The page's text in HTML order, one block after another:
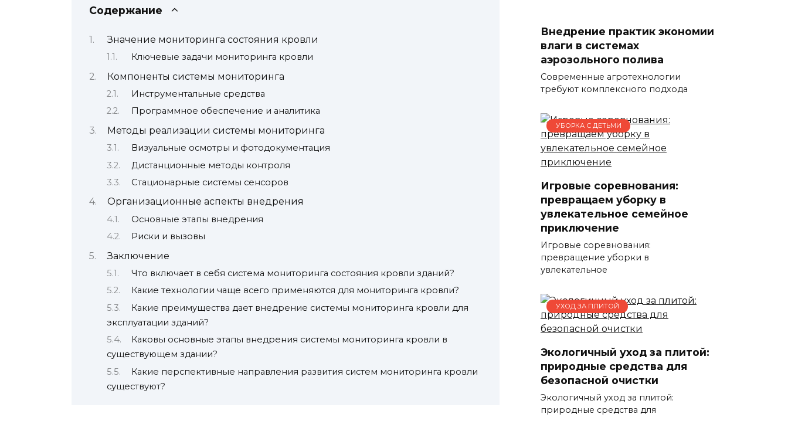
Содержание
Значение мониторинга состояния кровли
Ключевые задачи мониторинга кровли
Компоненты системы мониторинга
Инструментальные средства
Программное обеспечение и аналитика
Методы реализации системы мониторинга
Визуальные осмотры и фотодокументация
Дистанционные методы контроля
Стационарные системы сенсоров
Организационные аспекты внедрения
Основные этапы внедрения
Риски и вызовы
Заключение
Что включает в себя система мониторинга состояния кровли зданий?
Какие технологии чаще всего применяются для мониторинга кровли?
Какие преимущества дает внедрение системы мониторинга кровли для
эксплуатации зданий?
Каковы основные этапы внедрения системы мониторинга кровли в
существующем здании?
Какие перспективные направления развития систем мониторинга кровли
существуют?
Внедрение практик экономии
влаги в системах
аэрозольного полива
Современные агротехнологии
требуют комплексного подхода
УБОРКА С ДЕТЬМИ
Игровые соревнования:
превращаем уборку в
увлекательное семейное
приключение
Игровые соревнования:
превращение уборки в
увлекательное
УХОД ЗА ПЛИТОЙ
Экологичный уход за плитой:
природные средства для
безопасной очистки
Экологичный уход за плитой:
природные средства для